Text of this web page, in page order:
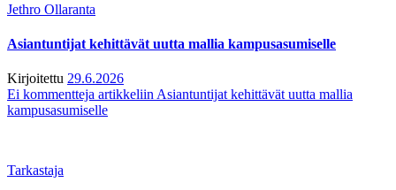
Jethro Ollaranta
Asiantuntijat kehittävät uutta mallia kampusasumiselle
Kirjoitettu 29.6.2026
Ei kommentteja artikkeliin Asiantuntijat kehittävät uutta mallia
kampusasumiselle
Tarkastaja